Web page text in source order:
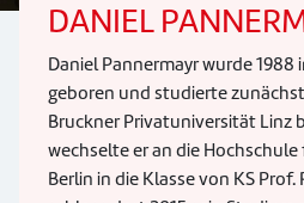
DANIEL
Daniel Pannermayr wurde 1988
geboren und studierte
Bruckner Privatuniversität Linz
wechselte er an die
Berlin in die Klasse von KS Prof.